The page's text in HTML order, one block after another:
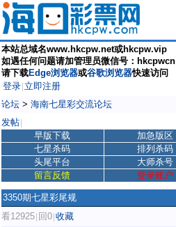
本站总域名www.hkcpw.net或hkcpw.vip
如遇任何问题请加管理员微信号：hkcpwcn
请下载Edge浏览器或谷歌浏览器快速访问
登录 立即注册
论坛 > 海南七星彩交流论坛
发帖
早版下载 加急版区
七星杀码
排列杀码
头尾平台
大师杀号
留言反馈
登录账户
3350期七星彩尾规
看12925 回0 收藏